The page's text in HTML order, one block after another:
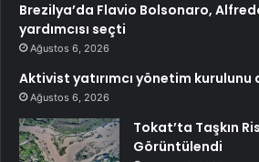
Brezilya’da Flavio Bolsonaro,
yardımcısı seçti
Ağustos 6, 2026
Aktivist yatırımcı yönetim
Ağustos 6, 2026
Tokat’ta Taşkın
Görüntülendi